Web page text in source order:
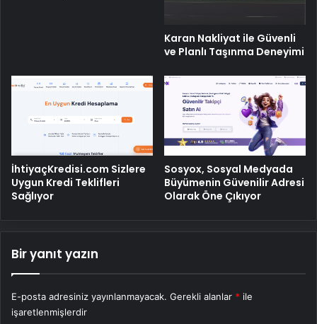
Karan Nakliyat ile Güvenli
ve Planlı Taşınma Deneyimi
İhtiyaçKredisi.com Sizlere
Uygun Kredi Teklifleri
Sağlıyor
Sosyox, Sosyal Medyada
Büyümenin Güvenilir Adresi
Olarak Öne Çıkıyor
Bir yanıt yazın
E-posta adresiniz yayınlanmayacak. Gerekli alanlar * ile
işaretlenmişlerdir